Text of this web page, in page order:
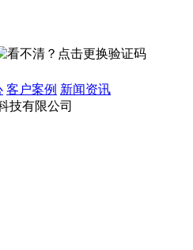
客户案例 新闻资讯
技有限公司